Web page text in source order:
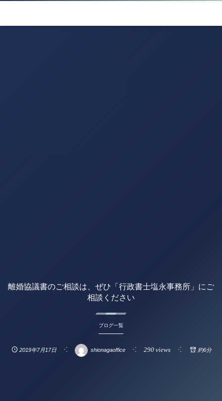
離婚協議書のご相談は、ぜひ「行政書士塩永事務所」にご
相談ください
ブログ一覧
2019年7月17日 shionagaoffice 290 views 約6分